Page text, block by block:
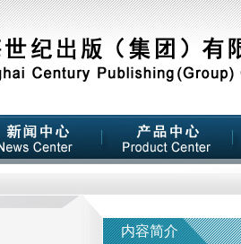
内容简介